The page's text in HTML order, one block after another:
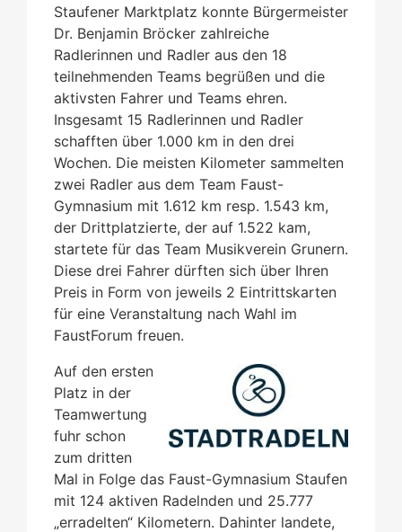
Staufener Marktplatz konnte Bürgermeister
Dr. Benjamin Bröcker zahlreiche
Radlerinnen und Radler aus den 18
teilnehmenden Teams begrüßen und die
aktivsten Fahrer und Teams ehren.
Insgesamt 15 Radlerinnen und Radler
schafften über 1.000 km in den drei
Wochen. Die meisten Kilometer sammelten
zwei Radler aus dem Team Faust-
Gymnasium mit 1.612 km resp. 1.543 km,
der Drittplatzierte, der auf 1.522 kam,
startete für das Team Musikverein Grunern.
Diese drei Fahrer dürften sich über Ihren
Preis in Form von jeweils 2 Eintrittskarten
für eine Veranstaltung nach Wahl im
FaustForum freuen.
Auf den ersten
Platz in der
Teamwertung
fuhr schon
zum dritten
Mal in Folge das Faust-Gymnasium Staufen
mit 124 aktiven Radelnden und 25.777
„erradelten“ Kilometern. Dahinter landete,